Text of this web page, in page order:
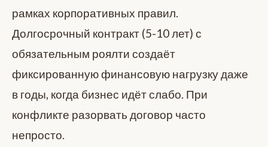
рамках корпоративных правил.
Долгосрочный контракт (5-10 лет) с
обязательным роялти создаёт
фиксированную финансовую нагрузку даже
в годы, когда бизнес идёт слабо. При
конфликте разорвать договор часто
непросто.